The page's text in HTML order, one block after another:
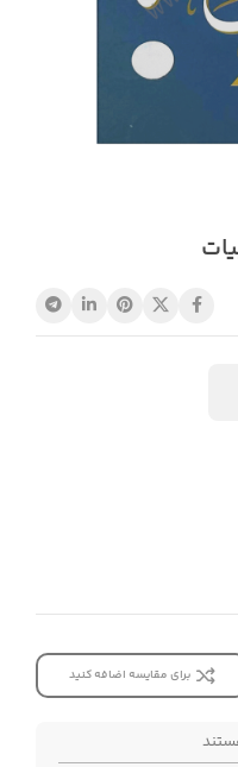
برای مقایسه اضافه کنید